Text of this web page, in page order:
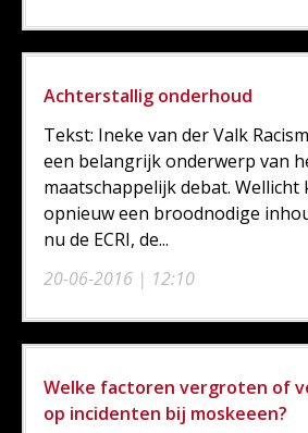
Achterstallig onderhoud
20-06-2016 | 12:10
Tekst: Ineke van der Valk
een belangrijk onderwerp van
maatschappelijk debat.
opnieuw een broodnodige
nu de ECRI, de...
Welke factoren vergroten of
op incidenten bij moskeeen?